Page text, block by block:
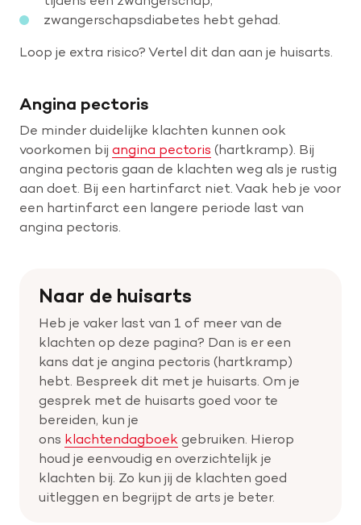
zwangerschapsdiabetes hebt gehad.
Loop je extra risico? Vertel dit dan aan je huisarts.
Angina pectoris
De minder duidelijke klachten kunnen ook
voorkomen bij angina pectoris (hartkramp). Bij
angina pectoris gaan de klachten weg als je rustig
aan doet. Bij een hartinfarct niet. Vaak heb je voor
een hartinfarct een langere periode last van
angina pectoris.
Naar de huisarts
Heb je vaker last van 1 of meer van de
klachten op deze pagina? Dan is er een
kans dat je angina pectoris (hartkramp)
hebt. Bespreek dit met je huisarts. Om je
gesprek met de huisarts goed voor te
bereiden, kun je
ons klachtendagboek gebruiken. Hierop
houd je eenvoudig en overzichtelijk je
klachten bij. Zo kun jij de klachten goed
uitleggen en begrijpt de arts je beter.